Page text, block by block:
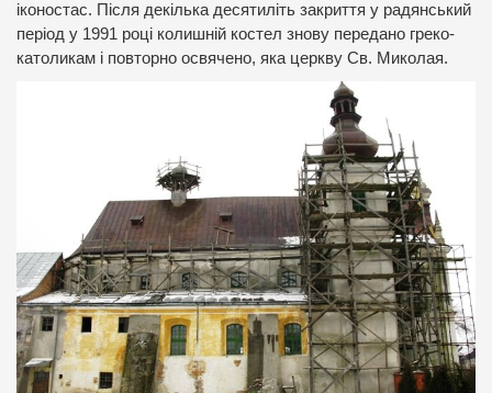
іконостас. Після декілька десятиліть закриття у радянський
період у 1991 році колишній костел знову передано греко-
католикам і повторно освячено, яка церкву Св. Миколая.